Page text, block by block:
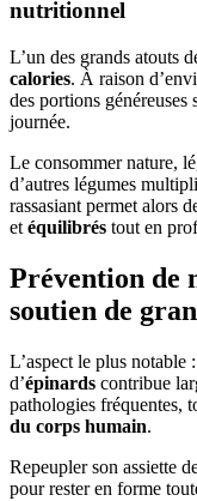
nutritionnel
L’un des grands atouts
calories. À raison
des portions
journée.
Le consommer nature,
d’autres légumes
rassasiant permet alors
et équilibrés tout en
Prévention de
soutien de
L’aspect le plus notable
d’épinards contribue
pathologies fréquentes,
du corps humain.
Repeupler son assiette
pour rester en forme